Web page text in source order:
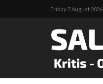
Friday 7 August 2026